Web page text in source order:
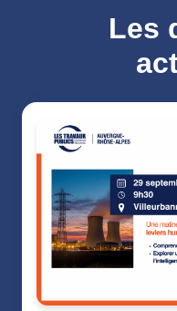
Les